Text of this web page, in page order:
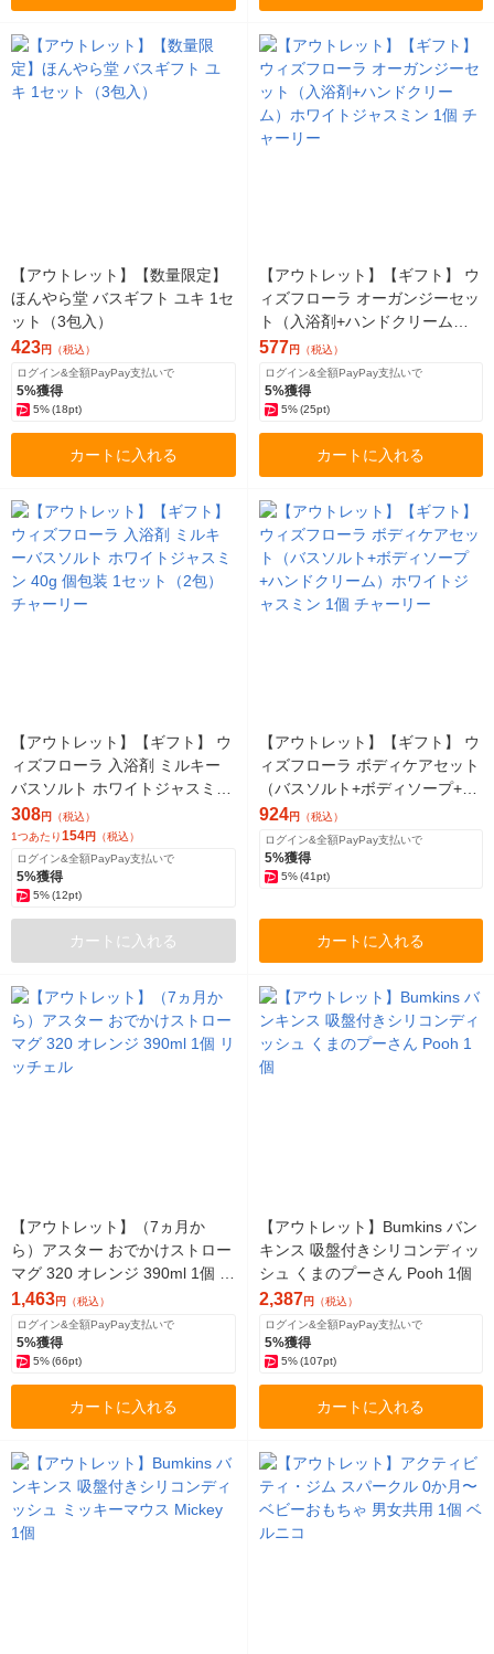
【アウトレット】【数量限定】
ほんやら堂 バスギフト ユキ 1セ
ット（3包入）
423円 （税込）
ログイン&全額PayPay支払いで
5%獲得
5%(18pt)
カートに入れる
【アウトレット】【ギフト】 ウ
ィズフローラ オーガンジーセッ
ト（入浴剤+ハンドクリーム）
ホワイトジャスミン 1個 チャー
リー
577 円 （税込）
ログイン&全額PayPay支払いで
5%獲得
5% (25pt)
カートに入れる
【アウトレット】【ギフト】 ウ
ィズフローラ 入浴剤 ミルキー
バスソルト ホワイトジャスミン
40g 個包装 1セット（2包）チャ
ーリー
308円 （税込）
1つあたり154円 （税込）
ログイン&全額PayPay支払いで
5%獲得
5%(12pt)
カートに入れる
【アウトレット】【ギフト】 ウ
ィズフローラ ボディケアセット
（バスソルト+ボディソープ+ハ
ンドクリーム）ホワイトジャス
ミン 1個 チャーリー
924円 （税込）
ログイン&全額PayPay支払いで
5%獲得
5% (41pt)
カートに入れる
【アウトレット】（7ヵ月か
ら）アスター おでかけストロー
マグ 320 オレンジ 390ml 1個 リ
ッチェル
1,463円 （税込）
ログイン&全額PayPay支払いで
5%獲得
5%(66pt)
カートに入れる
【アウトレット】Bumkins バン
キンス 吸盤付きシリコンディッ
シュ くまのプーさん Pooh 1個
2,387 円 （税込）
ログイン&全額PayPay支払いで
5%獲得
5% (107pt)
カートに入れる